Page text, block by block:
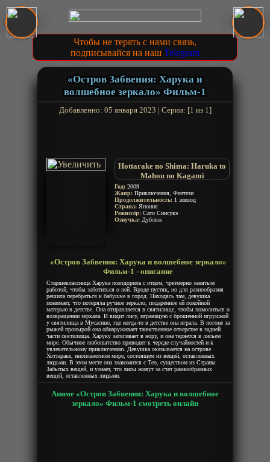
Чтобы не терять с нами связь,
подписывайся на наш Telegram
«Остров Забвения: Харука и
волшебное зеркало» Фильм-1
Добавленно: 05 января 2023 | Серии: [1 из 1]
Hottarake no Shima: Haruka to
Mahou no Kagami
Oblivion Island: Haruka and the
Magic Mirror
Год: 2009
Жанр: Приключения, Фентези
Продолжительность: 1 эпизод
Страна: Япония
Режиссёр: Сато Синсукэ
Озвучка: Дубляж
«Остров Забвения: Харука и волшебное зеркало»
Фильм-1 - описание
Старшеклассница Харука повздорила с отцом, чрезмерно занятым
работой, чтобы заботиться о ней. Вроде пустяк, но для разнообразия
решила перебраться к бабушке в город. Находясь там, девушка
понимает, что потеряла ручное зеркало, подаренное ей покойной
матерью в детстве. Она отправляется в святилище, чтобы помолиться о
возвращении зеркала. И видит лису, играющую с брошенной игрушкой
у святилища в Мусасино, где когда-то в детстве она играла. В погоне за
рыжей пронырой она обнаруживает таинственное отверстие в задней
части святилища. Харуку затягивает в нору, и она теряется в лисьем
мире. Обычное любопытство приводит к череде случайностей и к
увлекательному приключению. Девушка оказывается на острове
Хоттараке, инопланетном мире, состоящем из вещей, оставленных
людьми. В этом месте она знакомится с Тео, существом из Страны
Забытых вещей, и узнает, что лисы живут за счет разнообразных
вещей, оставленных людьми.
Аниме «Остров Забвения: Харука и волшебное
зеркало» Фильм-1 смотреть онлайн